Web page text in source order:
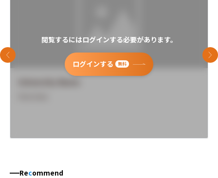
閲覧するにはログインする必要があります。
ログインする 無料
前のスライド 次
Recommend